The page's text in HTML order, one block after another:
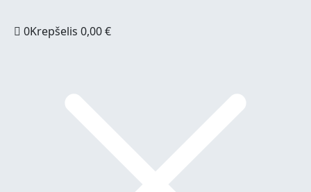
0Krepšelis0,00€